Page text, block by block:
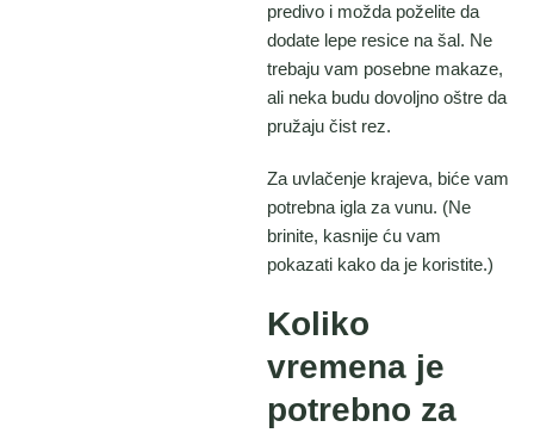
predivo i možda poželite da
dodate lepe resice na šal. Ne
trebaju vam posebne makaze,
ali neka budu dovoljno oštre da
pružaju čist rez.
Za uvlačenje krajeva, biće vam
potrebna igla za vunu. (Ne
brinite, kasnije ću vam
pokazati kako da je koristite.)
Koliko
vremena je
potrebno za